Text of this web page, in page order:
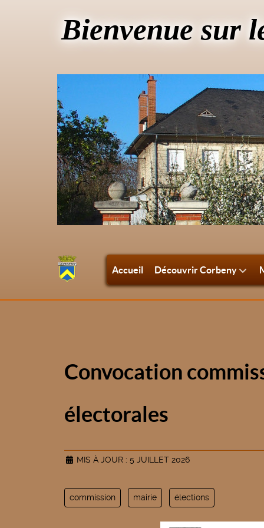
Bienvenue sur
Accueil Découvrir Corbeny
Convocation
électorales
MIS À JOUR : 5 JUILLET 2026
commission mairie élections